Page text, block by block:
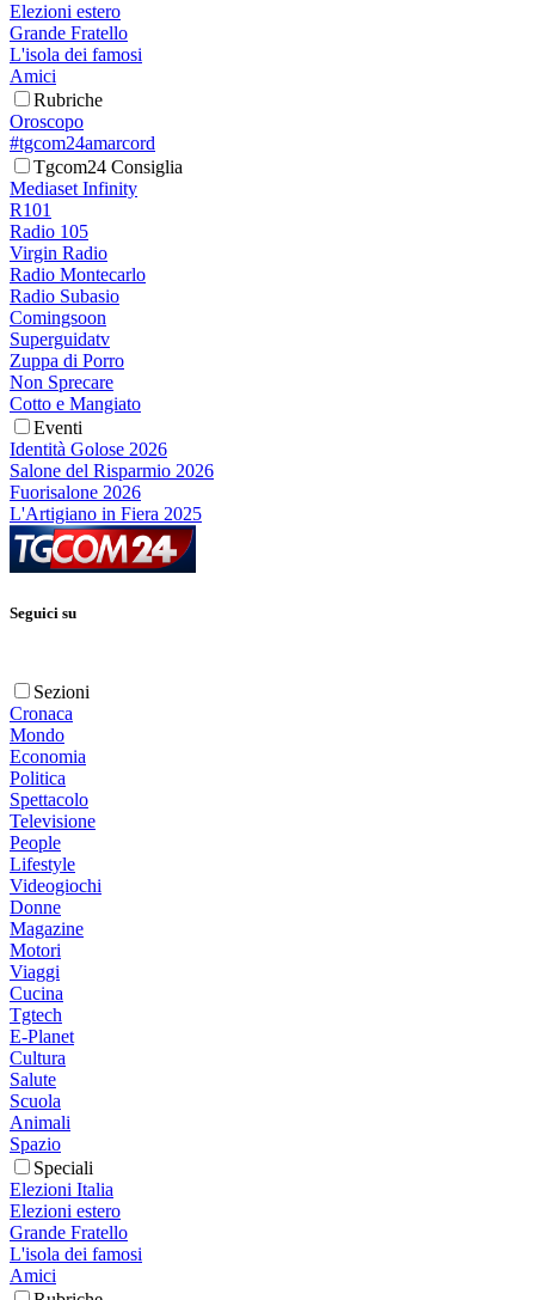
Elezioni estero
Grande Fratello
L'isola dei famosi
Amici
Rubriche
Oroscopo
#tgcom24amarcord
Tgcom24 Consiglia
Mediaset Infinity
R101
Radio 105
Virgin Radio
Radio Montecarlo
Radio Subasio
Comingsoon
Superguidatv
Zuppa di Porro
Non Sprecare
Cotto e Mangiato
Eventi
Identità Golose 2026
Salone del Risparmio 2026
Fuorisalone 2026
L'Artigiano in Fiera 2025
Seguici su
Sezioni
Cronaca
Mondo
Economia
Politica
Spettacolo
Televisione
People
Lifestyle
Videogiochi
Donne
Magazine
Motori
Viaggi
Cucina
Tgtech
E-Planet
Cultura
Salute
Scuola
Animali
Spazio
Speciali
Elezioni Italia
Elezioni estero
Grande Fratello
L'isola dei famosi
Amici